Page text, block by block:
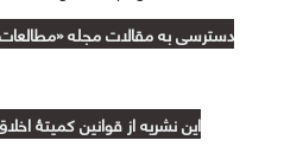
دسترسی به مقالات مجله «مطالعات
این نشریه از قوانین کمیتۀ